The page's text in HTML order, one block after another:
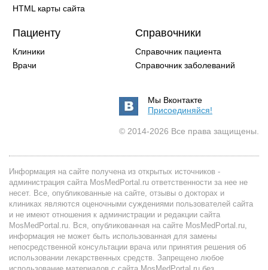
HTML карты сайта
Пациенту
Клиники
Врачи
Справочники
Справочник пациента
Справочник заболеваний
Мы Вконтакте
Присоединяйся!
© 2014-2026 Все права защищены.
Информация на сайте получена из открытых источников -
администрация сайта MosMedPortal.ru ответственности за нее не
несет. Все, опубликованные на сайте, отзывы о докторах и
клиниках являются оценочными суждениями пользователей сайта
и не имеют отношения к администрации и редакции сайта
MosMedPortal.ru. Вся, опубликованная на сайте MosMedPortal.ru,
информация не может быть использованная для замены
непосредственной консультации врача или принятия решения об
использовании лекарственных средств. Запрещено любое